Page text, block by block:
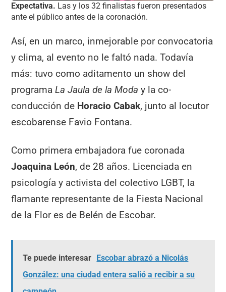
Expectativa. Las y los 32 finalistas fueron presentados
ante el público antes de la coronación.
Así, en un marco, inmejorable por convocatoria
y clima, al evento no le faltó nada. Todavía
más: tuvo como aditamento un show del
programaLa Jaula de la Moda y la co-
conducción de Horacio Cabak, junto al locutor
escobarense Favio Fontana.
Como primera embajadora fue coronada
Joaquina León, de 28 años. Licenciada en
psicología y activista del colectivo LGBT, la
flamante representante de la Fiesta Nacional
de la Flor es de Belén de Escobar.
Te puede interesar Escobar abrazó a Nicolás
González: una ciudad entera salió a recibir a su